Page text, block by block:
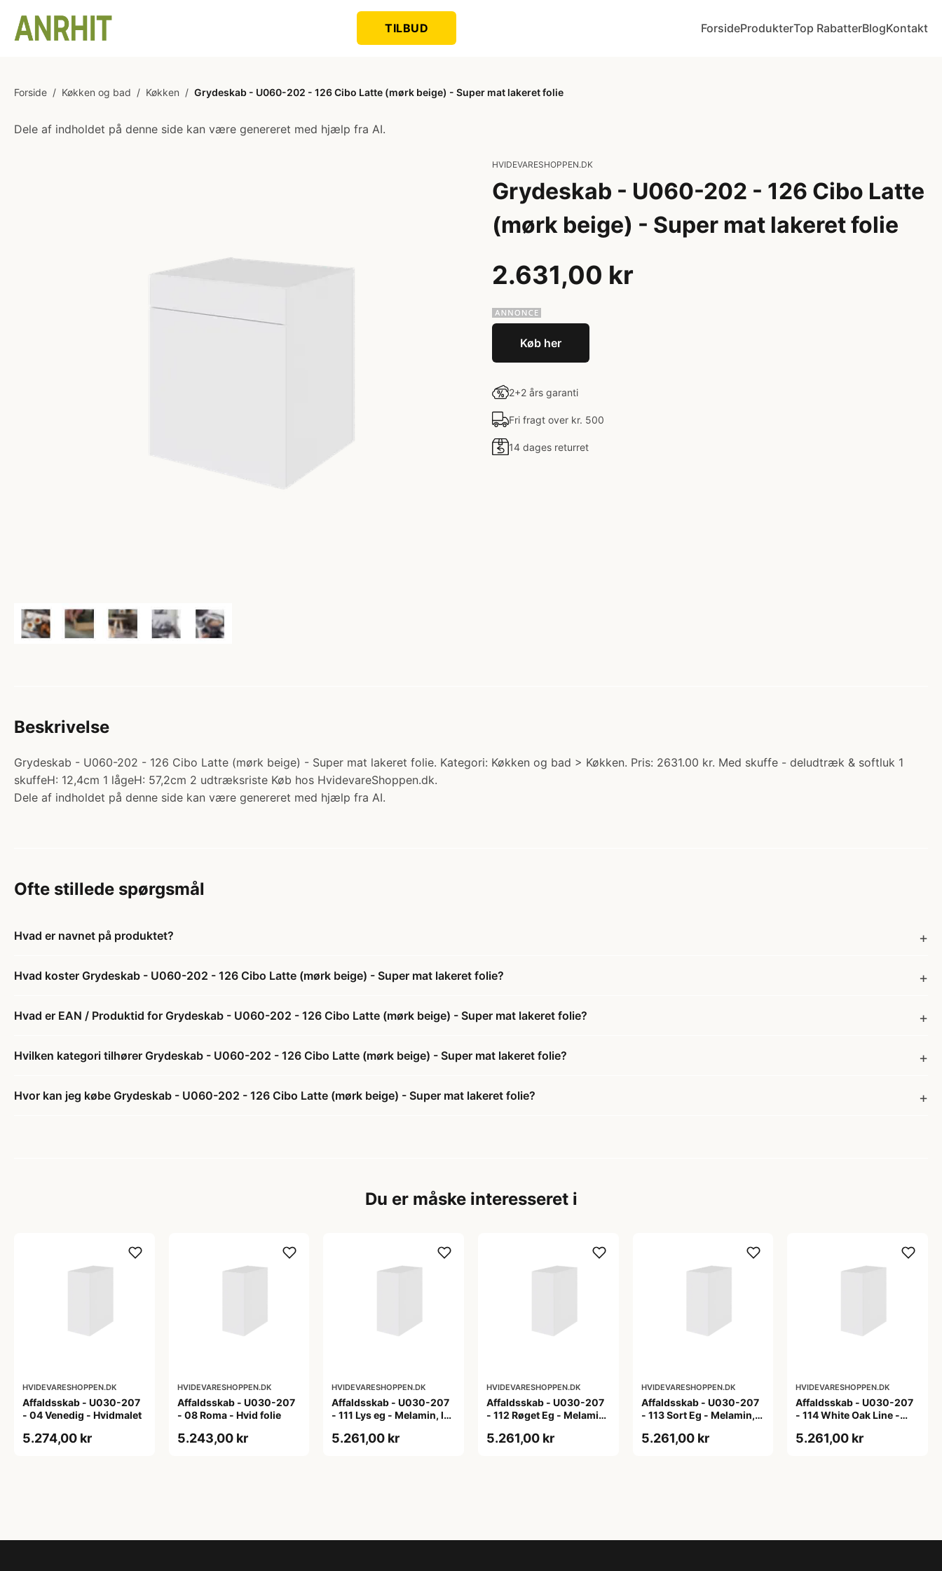
TILBUD ForsideProdukterTop RabatterBlogKontakt
Forside / Køkken og bad / Køkken / Grydeskab - U060-202 - 126 Cibo Latte (mørk beige) - Super mat lakeret folie
Dele af indholdet på denne side kan være genereret med hjælp fra AI.
HVIDEVARESHOPPEN.DK
Grydeskab - U060-202 - 126 Cibo Latte
(mørk beige) - Super mat lakeret folie
2.631,00 kr
Køb her
2+2 års garanti
Fri fragt over kr. 500
14 dages returret
Beskrivelse
Grydeskab - U060-202 - 126 Cibo Latte (mørk beige) - Super mat lakeret folie. Kategori: Køkken og bad > Køkken. Pris: 2631.00 kr. Med skuffe - deludtræk & softluk 1
skuffeH: 12,4cm 1 lågeH: 57,2cm 2 udtræksriste Køb hos HvidevareShoppen.dk.
Dele af indholdet på denne side kan være genereret med hjælp fra AI.
Ofte stillede spørgsmål
Hvad er navnet på produktet?
Hvad koster Grydeskab - U060-202 - 126 Cibo Latte (mørk beige) - Super mat lakeret folie?
Hvad er EAN / Produktid for Grydeskab - U060-202 - 126 Cibo Latte (mørk beige) - Super mat lakeret folie?
Hvilken kategori tilhører Grydeskab - U060-202 - 126 Cibo Latte (mørk beige) - Super mat lakeret folie?
Hvor kan jeg købe Grydeskab - U060-202 - 126 Cibo Latte (mørk beige) - Super mat lakeret folie?
Du er måske interesseret i
HVIDEVARESHOPPEN.DK
Affaldsskab - U030-207
- 04 Venedig - Hvidmalet
5.274,00 kr
HVIDEVARESHOPPEN.DK
Affaldsskab - U030-207
- 08 Roma - Hvid folie
5.243,00 kr
HVIDEVARESHOPPEN.DK
Affaldsskab - U030-207
- 111 Lys eg - Melamin, lys
5.261,00 kr
HVIDEVARESHOPPEN.DK
Affaldsskab - U030-207
- 112 Røget Eg - Melamin,
5.261,00 kr
HVIDEVARESHOPPEN.DK
Affaldsskab - U030-207
- 113 Sort Eg - Melamin,
5.261,00 kr
HVIDEVARESHOPPEN.DK
Affaldsskab - U030-207
- 114 White Oak Line -
5.261,00 kr